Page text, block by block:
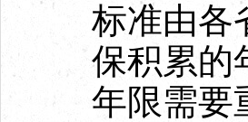
标准由各
保积累的
年限需要